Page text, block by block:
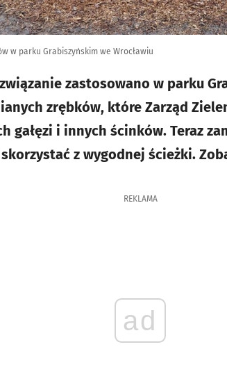
w parku Grabiszyńskim we Wrocławiu
zastosowano w parku
zrębków, które Zarząd
gałęzi i innych ścinków. Teraz
z wygodnej ścieżki.
REKLAMA
ad